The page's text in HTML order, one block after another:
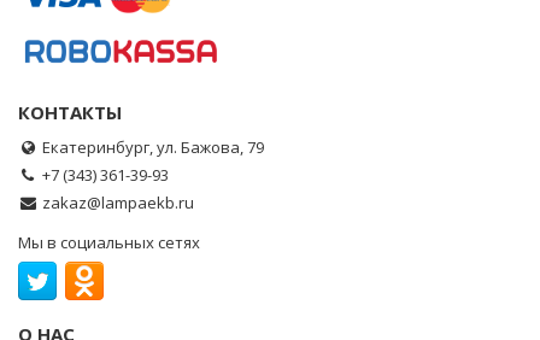
КОНТАКТЫ
Екатеринбург, ул. Бажова, 79
+7 (343) 361-39-93
zakaz@lampaekb.ru
Мы в социальных сетях
О НАС